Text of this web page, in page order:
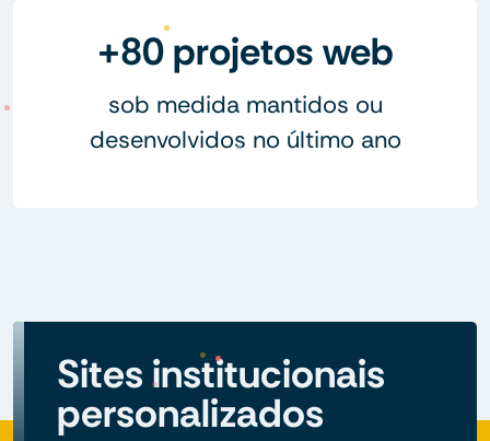
+80 projetos web
sob medida mantidos ou
desenvolvidos no último ano
Sites institucionais
personalizados